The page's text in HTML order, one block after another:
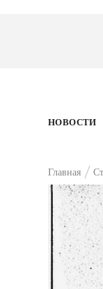
НОВОСТИ
Главная